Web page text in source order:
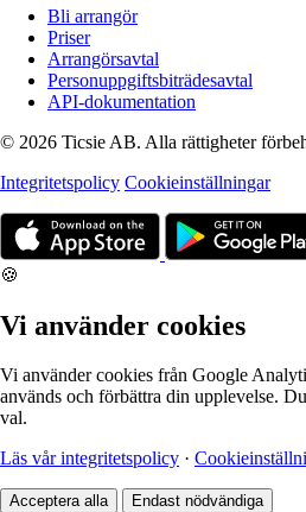
Bli arrangör
Priser
Arrangörsavtal
Personuppgiftsbiträdesavtal
API-dokumentation
© 2026 Ticsie AB. Alla rättigheter
Integritetspolicy Cookieinställningar
🍪
Vi använder cookies
Vi använder cookies från Google
används och förbättra din upplevelse.
val.
Läs vår integritetspolicy ·
Acceptera alla Endast nödvändiga